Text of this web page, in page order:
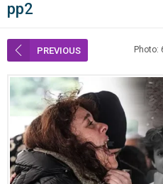
pp2
PREVIOUS Photo: